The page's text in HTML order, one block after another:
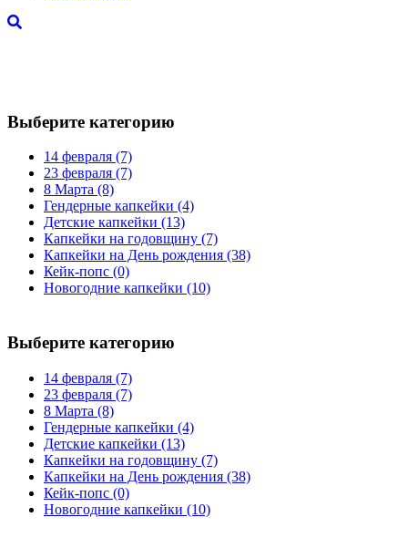
Выберите категорию
14 февраля (7)
23 февраля (7)
8 Марта (8)
Гендерные капкейки (4)
Детские капкейки (13)
Капкейки на годовщину (7)
Капкейки на День рождения (38)
Кейк-попс (0)
Новогодние капкейки (10)
Выберите категорию
14 февраля (7)
23 февраля (7)
8 Марта (8)
Гендерные капкейки (4)
Детские капкейки (13)
Капкейки на годовщину (7)
Капкейки на День рождения (38)
Кейк-попс (0)
Новогодние капкейки (10)